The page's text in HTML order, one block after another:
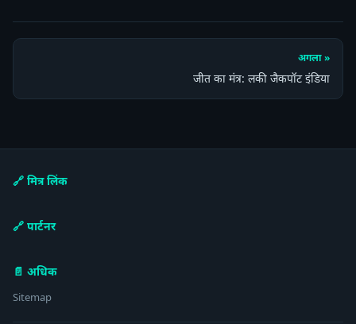
अगला »
जीत का मंत्र: लकी जैकपॉट इंडिया
🔗 मित्र लिंक
🔗 पार्टनर
📄 अधिक
Sitemap